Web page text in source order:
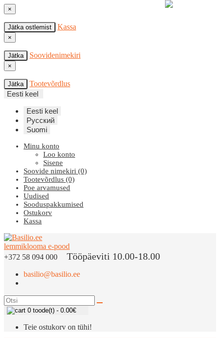
×
Jätka ostlemist Kassa
×
Jätka Soovidenimekiri
×
Jätka
Tootevõrdlus
Eesti keel
Eesti keel
Русский
Suomi
Minu konto
Loo konto
Sisene
Soovide nimekiri (0)
Tootevõrdlus (0)
Poe arvamused
Uudised
Sooduspakkumised
Ostukorv
Kassa
+372 58 094 000 Tööpäeviti 10.00-18.00
basilio@basilio.ee
0 toode(t) - 0.00€
Teie ostukorv on tühi!